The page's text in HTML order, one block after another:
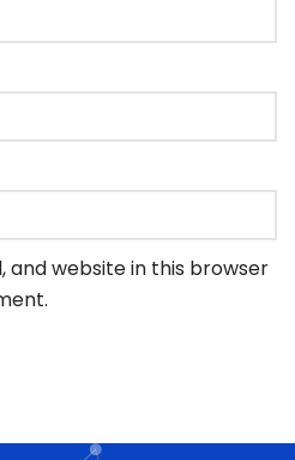
and website in this browser